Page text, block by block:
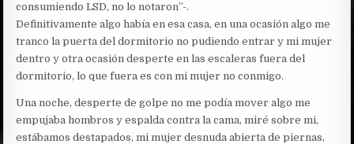
consumiendo LSD, no lo notaron”-.
Definitivamente algo había en esa casa, en una ocasión algo me
tranco la puerta del dormitorio no pudiendo entrar y mi mujer
dentro y otra ocasión desperte en las escaleras fuera del
dormitorio, lo que fuera es con mi mujer no conmigo.
Una noche, desperte de golpe no me podía mover algo me
empujaba hombros y espalda contra la cama, miré sobre mi,
estábamos destapados, mi mujer desnuda abierta de piernas,